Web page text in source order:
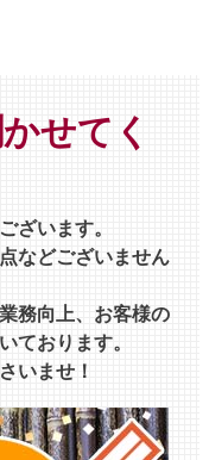
せてく
ざいます。
などございません
務向上、お客様の
ております。
いませ！